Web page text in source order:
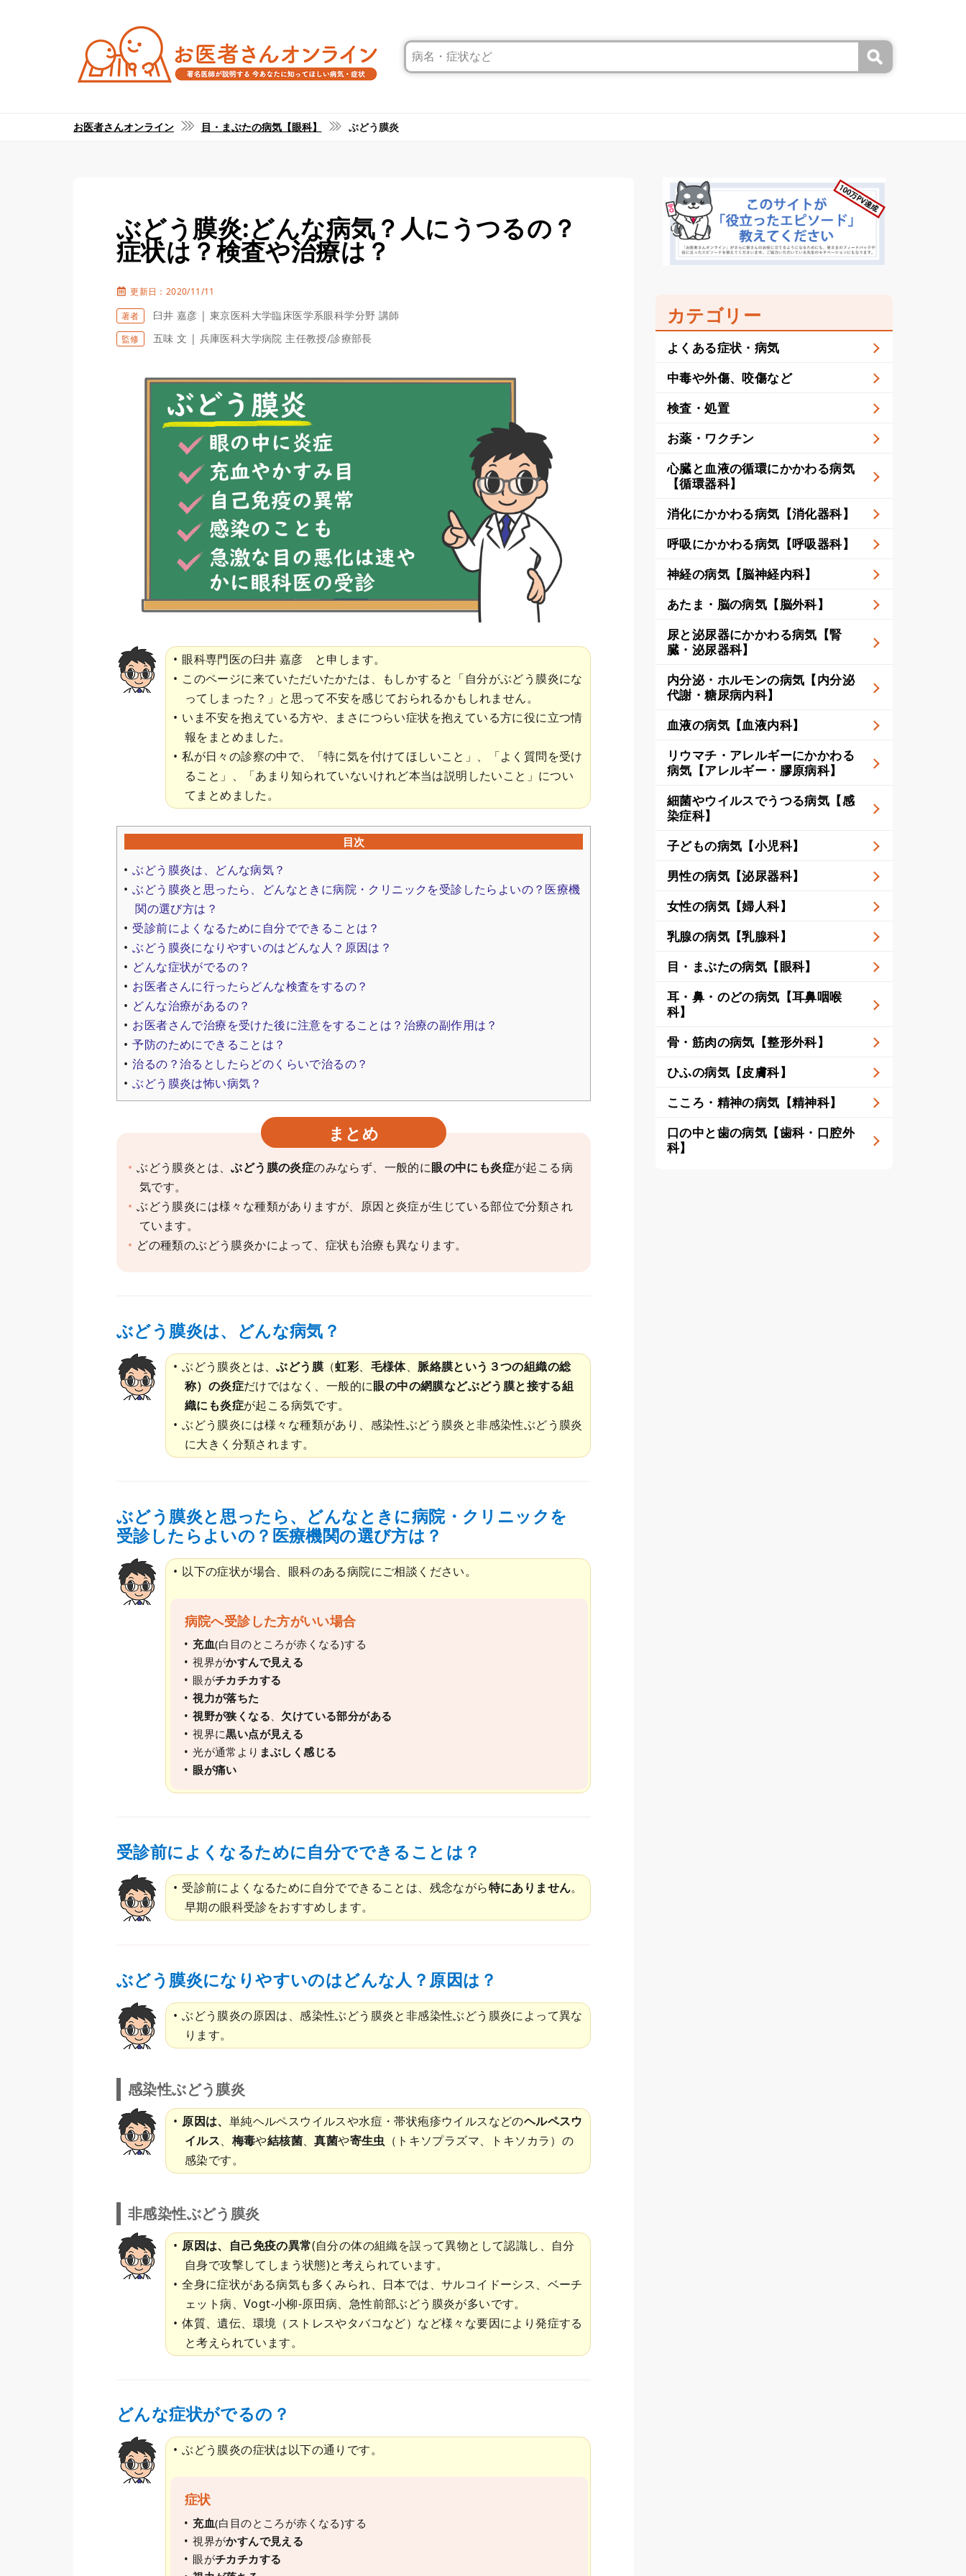
お医者さんオンライン 目・まぶたの病気【眼科】 ぶどう膜炎
ぶどう膜炎:どんな病気？人にうつるの？
症状は？検査や治療は？
更新日：2020/11/11
著者
臼井 嘉彦 | 東京医科大学臨床医学系眼科学分野 講師
監修 五味 文 | 兵庫医科大学病院 主任教授/診療部長
眼科専門医の臼井 嘉彦 と申します。
このページに来ていただいたかたは、もしかすると「自分がぶどう膜炎にな
ってしまった？」と思って不安を感じておられるかもしれません。
いま不安を抱えている方や、まさにつらい症状を抱えている方に役に立つ情
報をまとめました。
私が日々の診察の中で、「特に気を付けてほしいこと」、「よく質問を受け
ること」、「あまり知られていないけれど本当は説明したいこと」につい
てまとめました。
目次
ぶどう膜炎は、どんな病気？
ぶどう膜炎と思ったら、どんなときに病院・クリニックを受診したらよいの？医療機
関の選び方は？
受診前によくなるために自分でできることは？
ぶどう膜炎になりやすいのはどんな人？原因は？
どんな症状がでるの？
お医者さんに行ったらどんな検査をするの？
どんな治療があるの？
お医者さんで治療を受けた後に注意をすることは？治療の副作用は？
予防のためにできることは？
治るの？治るとしたらどのくらいで治るの？
ぶどう膜炎は怖い病気？
まとめ
ぶどう膜炎とは、ぶどう膜の炎症のみならず、一般的に眼の中にも炎症が起こる病
気です。
ぶどう膜炎には様々な種類がありますが、原因と炎症が生じている部位で分類され
ています。
どの種類のぶどう膜炎かによって、症状も治療も異なります。
ぶどう膜炎は、どんな病気？
ぶどう膜炎とは、ぶどう膜 （虹彩、 毛様体、 脈絡膜という３つの組織の総
称）の炎症だけではなく、一般的に眼の中の網膜などぶどう膜と接する組
織にも炎症が起こる病気です。
ぶどう膜炎には様々な種類があり、感染性ぶどう膜炎と非感染性ぶどう膜炎
に大きく分類されます。
ぶどう膜炎と思ったら、どんなときに病院・クリニックを
受診したらよいの？医療機関の選び方は？
以下の症状が場合、眼科のある病院にご相談ください。
病院へ受診した方がいい場合
充血(白目のところが赤くなる)する
視界がかすんで見える
眼がチカチカする
視力が落ちた
視野が狭くなる、 欠けている部分がある
視界に黒い点が見える
光が通常より まぶしく感じる
眼が痛い
受診前によくなるために自分でできることは？
受診前によくなるために自分でできることは、残念ながら特にありません。
早期の眼科受診をおすすめします。
ぶどう膜炎になりやすいのはどんな人？原因は？
ぶどう膜炎の原因は、感染性ぶどう膜炎と非感染性ぶどう膜炎によって異な
ります。
感染性ぶどう膜炎
原因は、 単純ヘルペスウイルスや水痘・帯状疱疹ウイルスなどのヘルペスウ
イルス、 梅毒や結核菌、真菌や寄生虫 （トキソプラズマ、トキソカラ）の
感染です。
非感染性ぶどう膜炎
原因は、自己免疫の異常(自分の体の組織を誤って異物として認識し、自分
自身で攻撃してしまう状態)と考えられています。
全身に症状がある病気も多くみられ、日本では、サルコイドーシス、ベーチ
ェット病、Vogt-小柳-原田病、急性前部ぶどう膜炎が多いです。
体質、遺伝、環境（ストレスやタバコなど）など様々な要因により発症する
と考えられています。
どんな症状がでるの？
ぶどう膜炎の症状は以下の通りです。
症状
充血(白目のところが赤くなる)する
視界がかすんで見える
眼がチカチカする
カテゴリー
よくある症状・病気
中毒や外傷、咬傷など
検査・処置
お薬・ワクチン
心臓と血液の循環にかかわる病気
【循環器科】
消化にかかわる病気【消化器科】
呼吸にかかわる病気【呼吸器科】
神経の病気【脳神経内科】
あたま・脳の病気【脳外科】
尿と泌尿器にかかわる病気【腎
臓・泌尿器科】
内分泌・ホルモンの病気【内分泌
代謝・糖尿病内科】
血液の病気【血液内科】
リウマチ・アレルギーにかかわる
病気【アレルギー・膠原病科】
細菌やウイルスでうつる病気【感
染症科】
子どもの病気【小児科】
男性の病気【泌尿器科】
女性の病気【婦人科】
乳腺の病気【乳腺科】
目・まぶたの病気【眼科】
耳・鼻・のどの病気【耳鼻咽喉
科】
骨・筋肉の病気【整形外科】
ひふの病気【皮膚科】
こころ・精神の病気【精神科】
口の中と歯の病気【歯科・口腔外
科】